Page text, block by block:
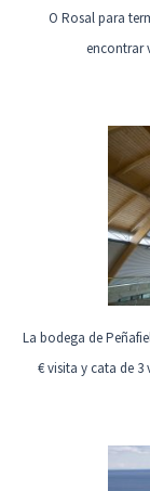
O Rosal para
encontrar
La bodega de
€ visita y cata de